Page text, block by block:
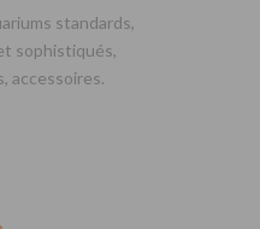
standards,
sophistiqués,
accessoires.